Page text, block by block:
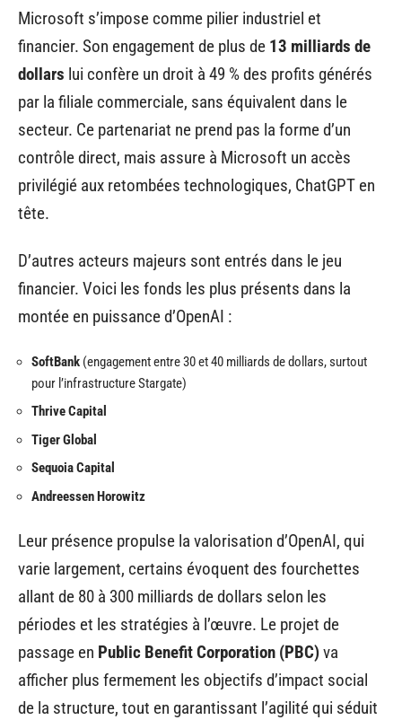
Microsoft s’impose comme pilier industriel et
financier. Son engagement de plus de 13 milliards de
dollars lui confère un droit à 49 % des profits générés
par la filiale commerciale, sans équivalent dans le
secteur. Ce partenariat ne prend pas la forme d’un
contrôle direct, mais assure à Microsoft un accès
privilégié aux retombées technologiques, ChatGPT en
tête.
D’autres acteurs majeurs sont entrés dans le jeu
financier. Voici les fonds les plus présents dans la
montée en puissance d’OpenAI :
SoftBank (engagement entre 30 et 40 milliards de dollars, surtout
pour l’infrastructure Stargate)
Thrive Capital
Tiger Global
Sequoia Capital
Andreessen Horowitz
Leur présence propulse la valorisation d’OpenAI, qui
varie largement, certains évoquent des fourchettes
allant de 80 à 300 milliards de dollars selon les
périodes et les stratégies à l’œuvre. Le projet de
passage en Public Benefit Corporation (PBC)va
afficher plus fermement les objectifs d’impact social
de la structure, tout en garantissant l’agilité qui séduit